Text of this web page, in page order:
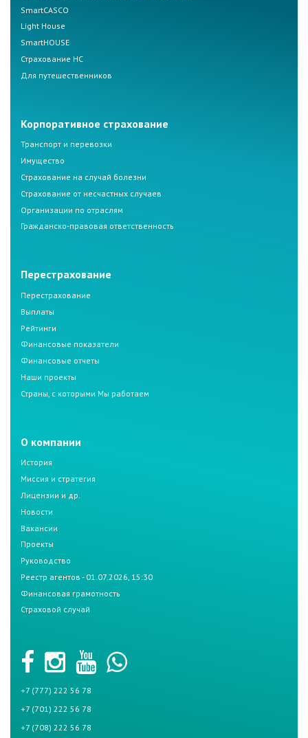
SmartCASCO
Light House
SmartHOUSE
Страхование НС
Для путешественников
Корпоративное страхование
Транспорт и перевозки
Имущество
Страхование на случай болезни
Страхование от несчастных случаев
Организации по отраслям
Гражданско-правовая ответственность
Перестрахование
Перестрахование
Выплаты
Рейтинги
Финансовые показатели
Финансовые отчеты
Наши проекты
Страны, с которыми Мы работаем
О компании
История
Миссия и стратегия
Лицензии и др.
Новости
Вакансии
Проекты
Руководство
Реестр агентов - 01.07.2026, 15:30
Финансовая грамотность
Страховой случай
+7 (777) 222 56 78
+7 (701) 222 56 78
+7 (708) 222 56 78